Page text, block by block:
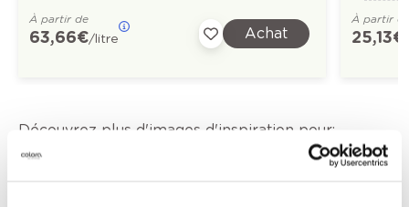
À partir de
63,66 €/litre Achat
À partir
25,13 €
Découvrez plus d'images d'inspiration pour:
Moderne